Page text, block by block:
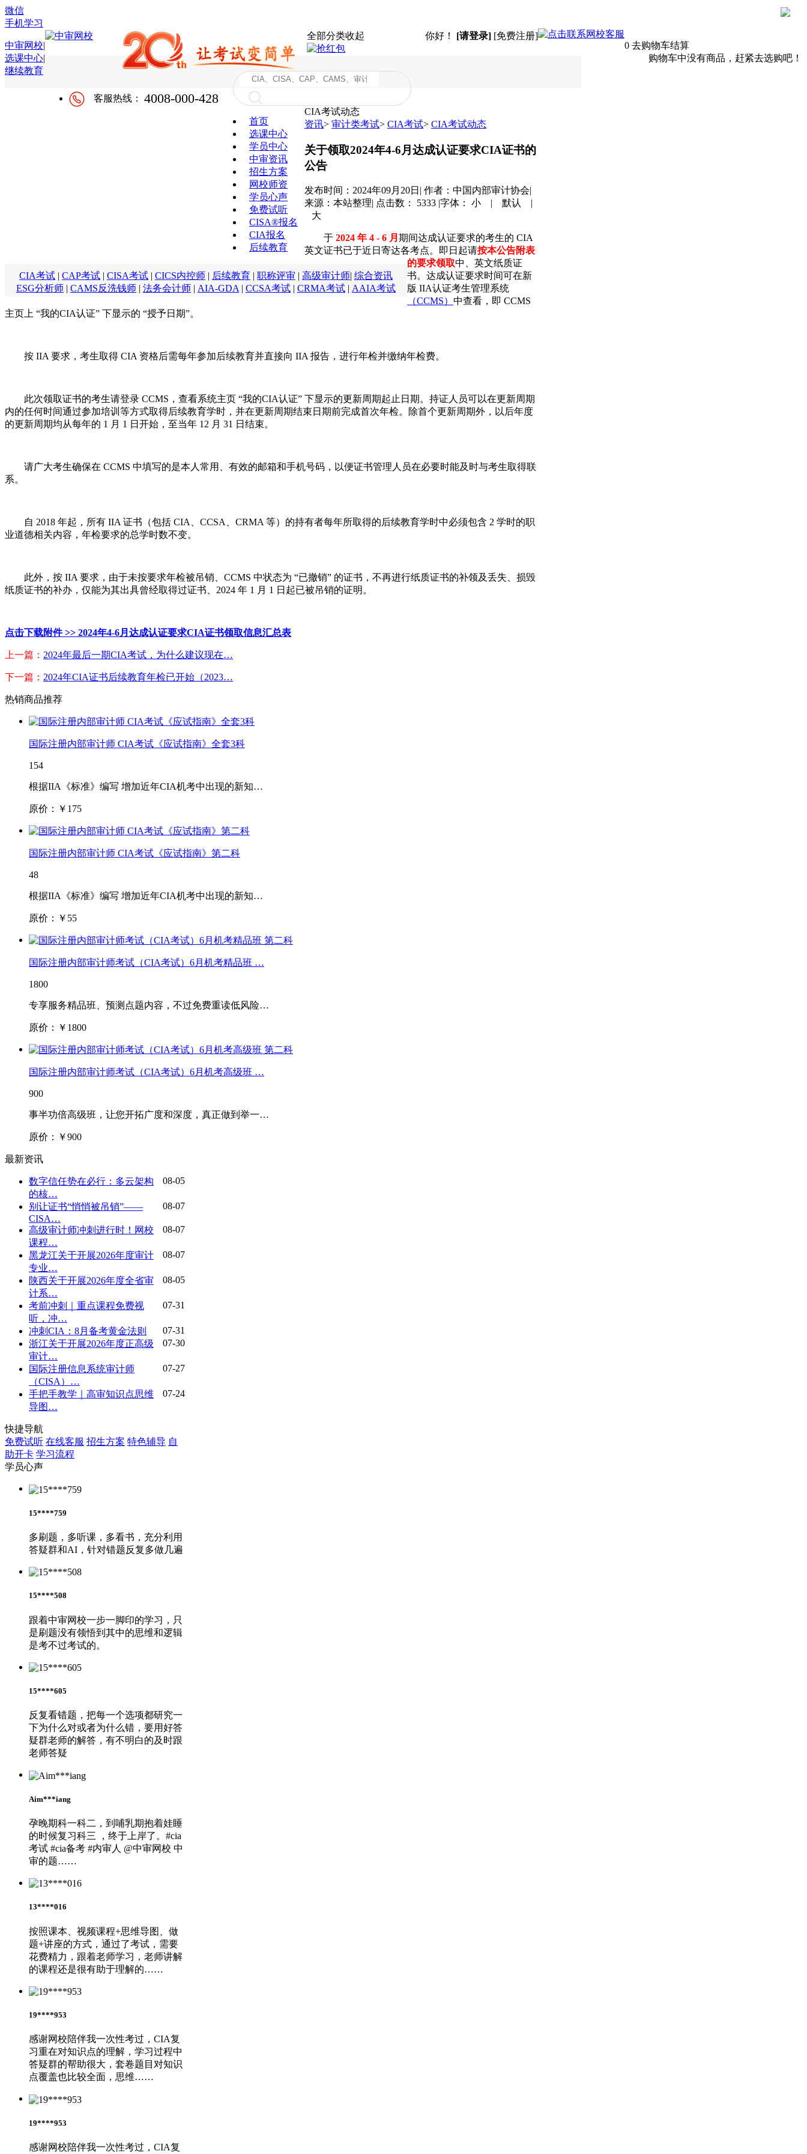
微信
手机学习
中审网校|
选课中心|
继续教育
你好！ [请登录] [免费注册]
0 去购物车结算
购物车中没有商品，赶紧去选购吧！
客服热线： 4008-000-428
全部分类收起
首页
选课中心
学员中心
中审资讯
招生方案
网校师资
学员心声
免费试听
CISA®报名
CIA报名
后续教育
CIA考试 | CAP考试 | CISA考试 | CICS内控师 | 后续教育 | 职称评审 | 高级审计师| 综合资讯
ESG分析师 | CAMS反洗钱师 | 法务会计师 | AIA-GDA | CCSA考试 | CRMA考试 | AAIA考试
CIA考试动态
资讯> 审计类考试> CIA考试> CIA考试动态
关于领取2024年4-6月达成认证要求CIA证书的
公告
发布时间：2024年09月20日 | 作者：中国内部审计协会|
来源：本站整理| 点击数： 5333 |字体： 小 | 默认
|
大
于 2024 年 4 - 6 月 期间达成认证要求的考生的 CIA
英文证书已于近日寄达各考点。即日起请按本公告附表
的要求领取中、英文纸质证
书。达成认证要求时间可在新
版 IIA认证考生管理系统
（CCMS） 中查看，即 CCMS
主页上 “我的CIA认证” 下显示的 “授予日期”。
按 IIA 要求，考生取得 CIA 资格后需每年参加后续教育并直接向 IIA 报告，进行年检并缴纳年检费。
此次领取证书的考生请登录 CCMS，查看系统主页 “我的CIA认证” 下显示的更新周期起止日期。持证人员可以在更新周期
内的任何时间通过参加培训等方式取得后续教育学时，并在更新周期结束日期前完成首次年检。除首个更新周期外，以后年度
的更新周期均从每年的 1 月 1 日开始，至当年 12 月 31 日结束。
请广大考生确保在 CCMS 中填写的是本人常用、有效的邮箱和手机号码，以便证书管理人员在必要时能及时与考生取得联
系。
自 2018 年起，所有 IIA 证书（包括 CIA、CCSA、CRMA 等）的持有者每年所取得的后续教育学时中必须包含 2 学时的职
业道德相关内容，年检要求的总学时数不变。
此外，按 IIA 要求，由于未按要求年检被吊销、CCMS 中状态为 “已撤销” 的证书，不再进行纸质证书的补领及丢失、损毁
纸质证书的补办，仅能为其出具曾经取得过证书、2024 年 1 月 1 日起已被吊销的证明。
点击下载附件 >> 2024年4-6月达成认证要求CIA证书领取信息汇总表
上一篇： 2024年最后一期CIA考试，为什么建议现在…
下一篇： 2024年CIA证书后续教育年检已开始（2023…
热销商品推荐
国际注册内部审计师 CIA考试《应试指南》全套3科
154
根据IIA《标准》编写 增加近年CIA机考中出现的新知…
原价：￥ 175
国际注册内部审计师 CIA考试《应试指南》第二科
48
根据IIA《标准》编写 增加近年CIA机考中出现的新知…
原价：￥ 55
国际注册内部审计师考试（CIA考试）6月机考精品班 …
1800
专享服务精品班、预测点题内容，不过免费重读低风险…
原价：￥ 1800
国际注册内部审计师考试（CIA考试）6月机考高级班 …
900
事半功倍高级班，让您开拓广度和深度，真正做到举一…
原价：￥900
最新资讯
08-05
数字信任势在必行：多云架构
的核…
08-07
别让证书“悄悄被吊销”——
CISA…
08-07
高级审计师冲刺进行时！网校
课程…
08-07
黑龙江关于开展2026年度审计
专业…
08-05
陕西关于开展2026年度全省审
计系…
07-31
考前冲刺｜重点课程免费视
听，冲…
07-31
冲刺CIA：8月备考黄金法则
07-30
浙江关于开展2026年度正高级
审计…
07-27
国际注册信息系统审计师
（CISA）…
07-24
手把手教学｜高审知识点思维
导图…
快捷导航
免费试听 在线客服 招生方案 特色辅导 自
助开卡 学习流程
学员心声
15****759
多刷题，多听课，多看书，充分利用
答疑群和AI，针对错题反复多做几遍
15****508
跟着中审网校一步一脚印的学习，只
是刷题没有领悟到其中的思维和逻辑
是考不过考试的。
15****605
反复看错题，把每一个选项都研究一
下为什么对或者为什么错，要用好答
疑群老师的解答，有不明白的及时跟
老师答疑
Aim***iang
孕晚期科一科二，到哺乳期抱着娃睡
的时候复习科三 ，终于上岸了。#cia
考试 #cia备考 #内审人 @中审网校 中
审的题……
13****016
按照课本、视频课程+思维导图、做
题+讲座的方式，通过了考试，需要
花费精力，跟着老师学习，老师讲解
的课程还是很有助于理解的……
19****953
感谢网校陪伴我一次性考过，CIA复
习重在对知识点的理解，学习过程中
答疑群的帮助很大，套卷题目对知识
点覆盖也比较全面，思维……
19****953
感谢网校陪伴我一次性考过，CIA复